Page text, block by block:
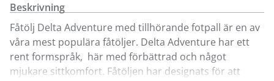
Beskrivning
Fåtölj Delta Adventure med tillhörande fotpall är en av
våra mest populära fåtöljer. Delta Adventure har ett
rent formspråk, här med förbättrad och något
mjukare sittkomfort. Fåtöljen har designats för att